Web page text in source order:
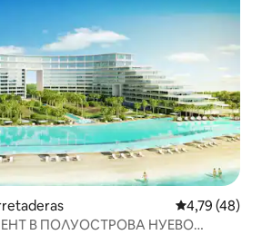
Средна
4,79 (48)
В ПОЛУОСТРОВА НУЕВО